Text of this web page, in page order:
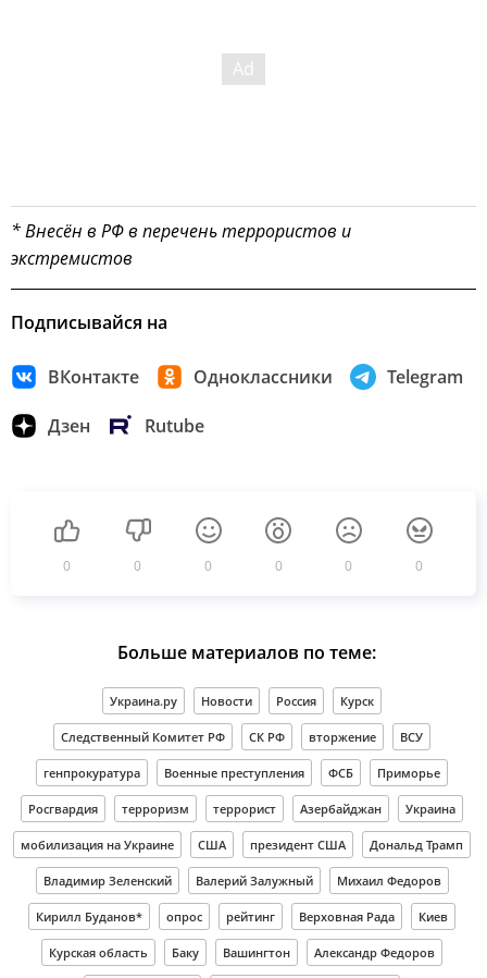
* Внесён в РФ в перечень террористов и
экстремистов
Подписывайся на
ВКонтакте Одноклассники Telegram
Дзен Rutube
0 0 0 0 0 0
Больше материалов по теме:
Украина.ру Новости Россия Курск
Следственный Комитет РФ СК РФ вторжение ВСУ
генпрокуратура Военные преступления ФСБ Приморье
Росгвардия терроризм террорист Азербайджан Украина
мобилизация на Украине США президент США Дональд Трамп
Владимир Зеленский Валерий Залужный Михаил Федоров
Кирилл Буданов* опрос рейтинг Верховная Рада Киев
Курская область Баку Вашингтон Александр Федоров